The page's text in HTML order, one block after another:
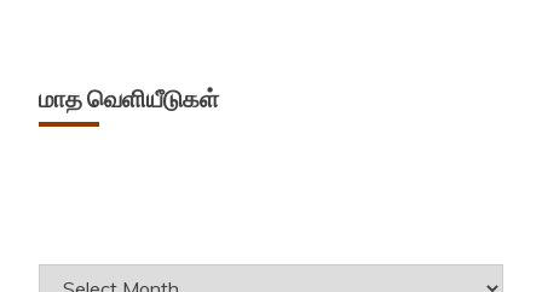
மாத வெளியீடுகள்
Archives